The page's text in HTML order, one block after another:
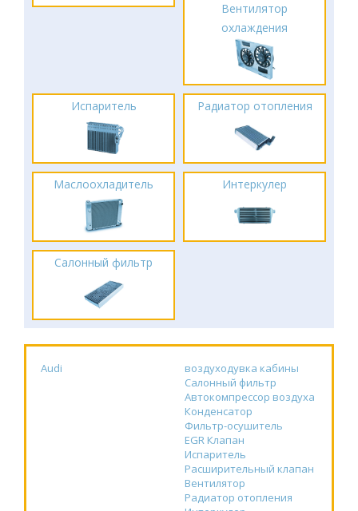
Вентилятор
охлаждения
Испаритель Радиатор отопления
Маслоохладитель Интеркулер
Салонный фильтр
Audi
воздуходувка кабины
Салонный фильтр
Автокомпрессор воздуха
Конденсатор
Фильтр-осушитель
EGR Клапан
Испаритель
Расширительный клапан
Вентилятор
Радиатор отопления